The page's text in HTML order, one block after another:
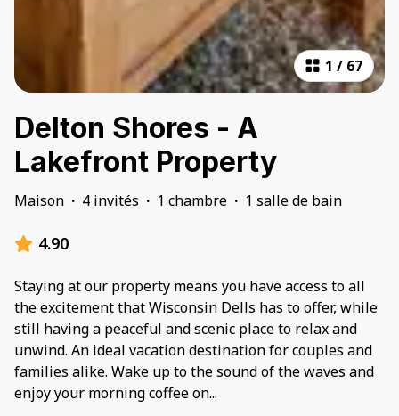
1 / 67
Delton Shores - A
Lakefront Property
Maison · 4 invités · 1 chambre · 1 salle de bain
4.90
Staying at our property means you have access to all
the excitement that Wisconsin Dells has to offer, while
still having a peaceful and scenic place to relax and
unwind. An ideal vacation destination for couples and
families alike. Wake up to the sound of the waves and
enjoy your morning coffee on...